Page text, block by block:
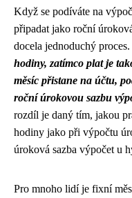
Když se podíváte na
připadat jako roční
docela jednoduchý proces.
hodiny, zatímco plat je
měsíc přistane na účtu,
roční úrokovou sazbu
rozdíl je daný tím, jakou
hodiny jako při výpočtu
úroková sazba výpočet u
Pro mnoho lidí je fixní